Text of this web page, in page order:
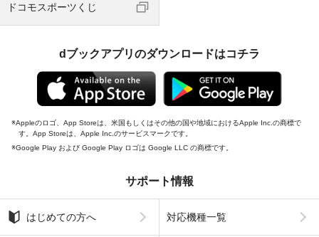
ドコモスポーツくじ
dブックアプリのダウンロードはコチラ
Appleのロゴ、App Storeは、米国もしくはその他の国や地域におけるApple Inc.の商標で
す。App Storeは、Apple Inc.のサービスマークです。
Google Play および Google Play ロゴは Google LLC の商標です。
サポート情報
はじめての方へ 対応機種一覧